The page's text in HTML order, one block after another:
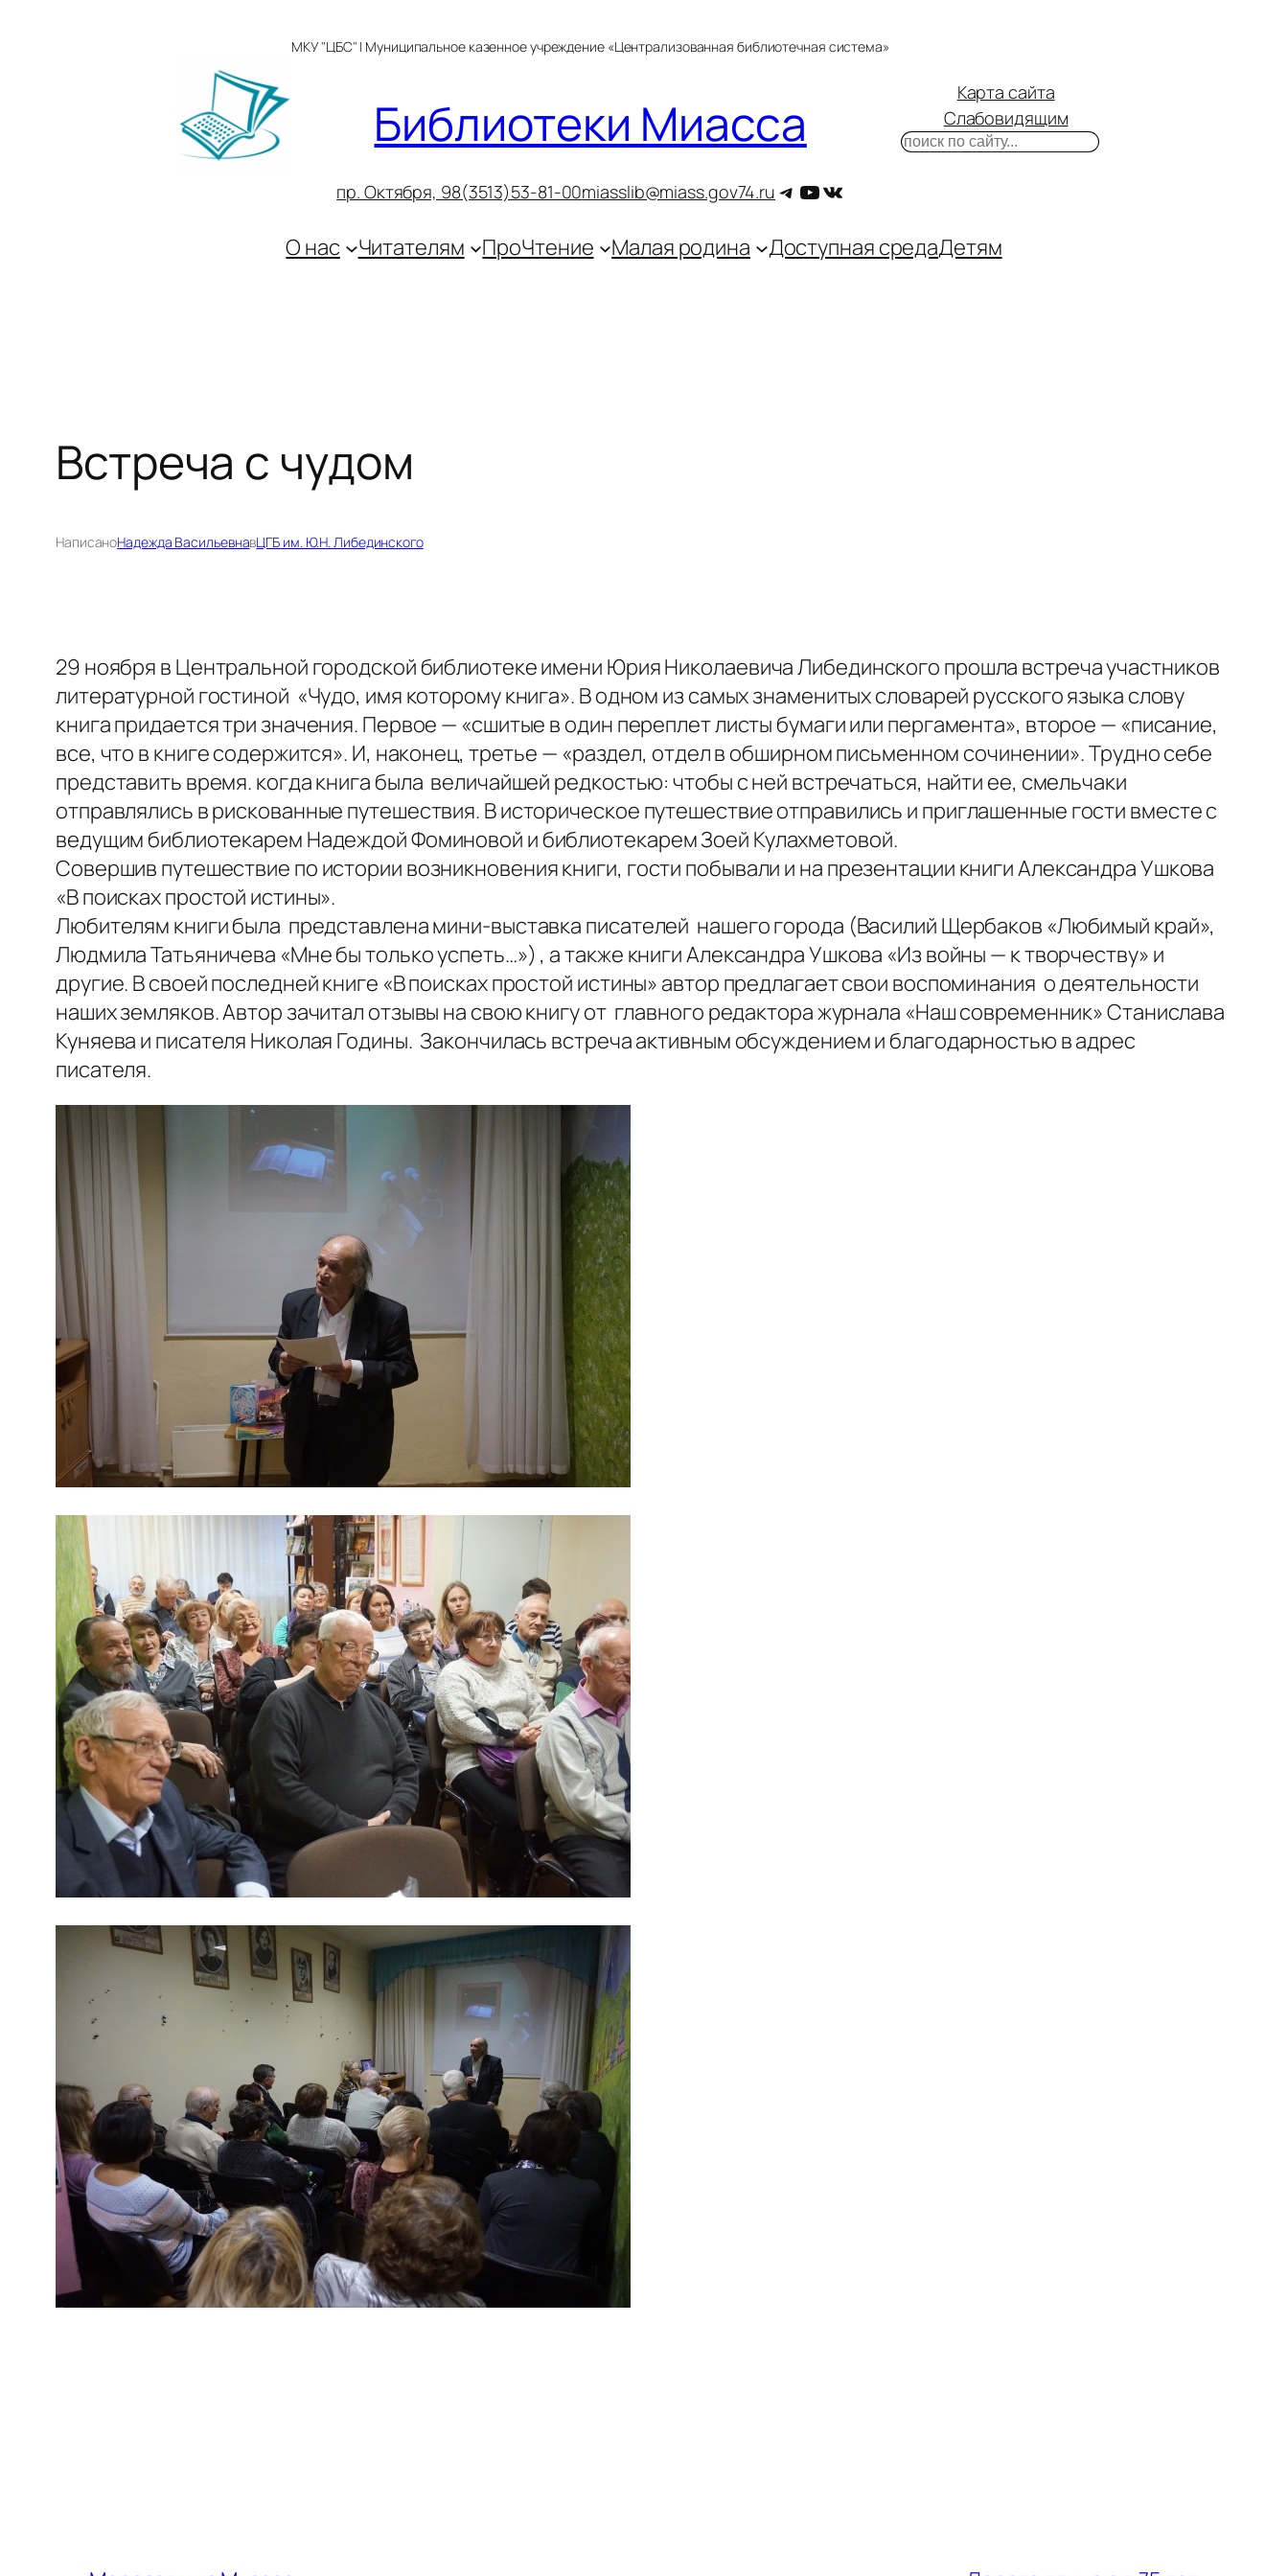
МКУ "ЦБС" | Муниципальное казенное учреждение «Централизованная библиотечная система»
Библиотеки Миасса
пр. Октября, 98(3513)53-81-00miasslib@miass.gov74.ru Telegram
YouTube
ВКонтакте
Карта сайта
Слабовидящим
Поиск
О нас Читателям ПроЧтение Малая родина Доступная средаДетям
Встреча с чудом
НаписаноНадежда ВасильевнавЦГБ им. Ю.Н. Либединского
29 ноября в Центральной городской библиотеке имени Юрия Николаевича Либединского прошла встреча участников
литературной гостиной «Чудо, имя которому книга». В одном из самых знаменитых словарей русского языка слову
книга придается три значения. Первое — «сшитые в один переплет листы бумаги или пергамента», второе — «писание,
все, что в книге содержится». И, наконец, третье — «раздел, отдел в обширном письменном сочинении». Трудно себе
представить время. когда книга была величайшей редкостью: чтобы с ней встречаться, найти ее, смельчаки
отправлялись в рискованные путешествия. В историческое путешествие отправились и приглашенные гости вместе с
ведущим библиотекарем Надеждой Фоминовой и библиотекарем Зоей Кулахметовой.
Совершив путешествие по истории возникновения книги, гости побывали и на презентации книги Александра Ушкова
«В поисках простой истины».
Любителям книги была представлена мини-выставка писателей нашего города (Василий Щербаков «Любимый край»,
Людмила Татьяничева «Мне бы только успеть…») , а также книги Александра Ушкова «Из войны — к творчеству» и
другие. В своей последней книге «В поисках простой истины» автор предлагает свои воспоминания о деятельности
наших земляков. Автор зачитал отзывы на свою книгу от главного редактора журнала «Наш современник» Станислава
Куняева и писателя Николая Годины. Закончилась встреча активным обсуждением и благодарностью в адрес
писателя.